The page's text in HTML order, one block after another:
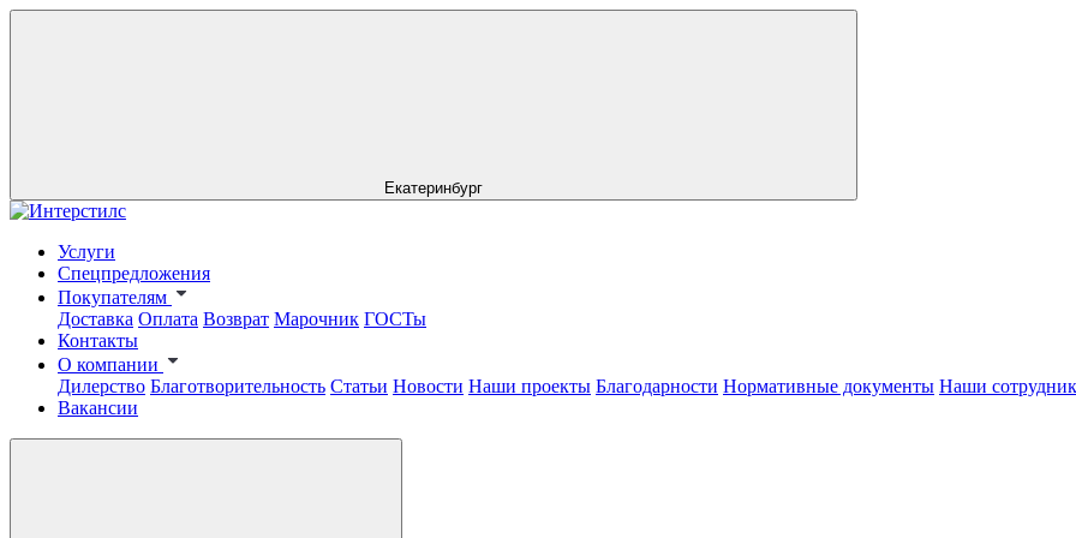
Екатеринбург
Услуги
Спецпредложения
Покупателям
Доставка Оплата Возврат Марочник ГОСТы
Контакты
О компании
Дилерство Благотворительность Статьи Новости Наши проекты Благодарности Нормативные документы Наши
Вакансии